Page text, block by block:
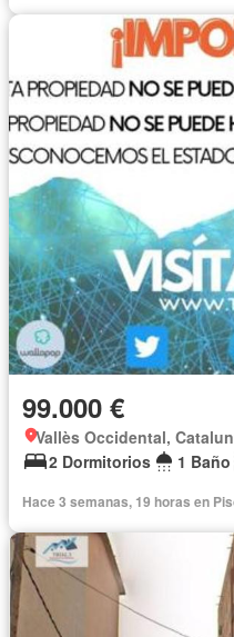
99.000 €
Vallès Occidental,
2 Dormitorios
1 Baño
Hace 3 semanas, 19 horas en